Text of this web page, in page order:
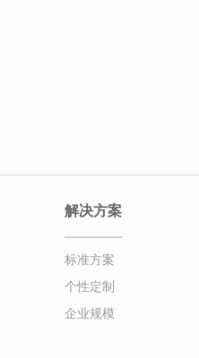
解决方案
标准方案
个性定制
企业规模